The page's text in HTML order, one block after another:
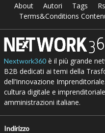
About Autori Tags
Terms&Conditions
Nextwork360è il più grande
B2B dedicati ai temi della
dell’Innovazione
cultura digitale e
amministrazioni italiane.
Indirizzo